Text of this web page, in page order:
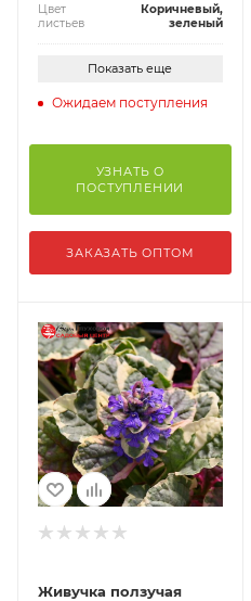
Цвет
листьев
Коричневый,
зеленый
Показать еще
Ожидаем поступления
УЗНАТЬ О
ПОСТУПЛЕНИИ
ЗАКАЗАТЬ ОПТОМ
Живучка ползучая